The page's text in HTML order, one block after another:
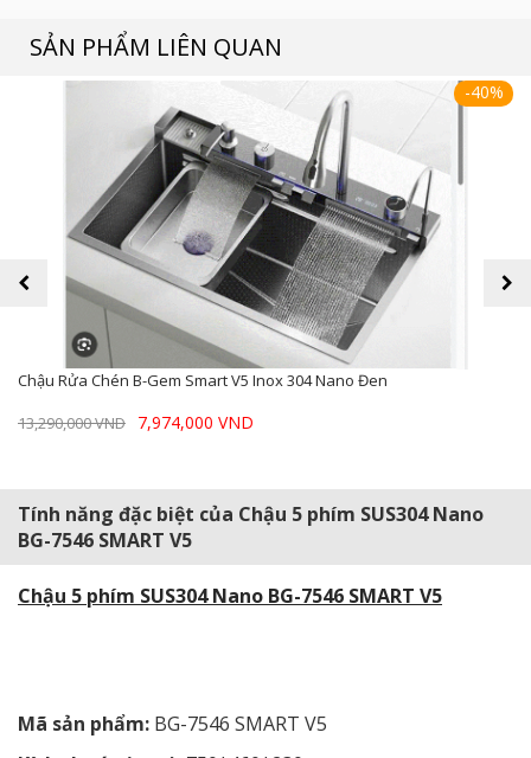
SẢN PHẨM LIÊN QUAN
-40%
Chậu Rửa Chén B-Gem Smart V5 Inox 304 Nano Đen
13,290,000 VND
7,974,000 VND
prev next
Tính năng đặc biệt của Chậu 5 phím SUS304 Nano
BG-7546 SMART V5
Chậu 5 phím SUS304 Nano BG-7546 SMART V5
Mã sản phẩm: BG-7546 SMART V5